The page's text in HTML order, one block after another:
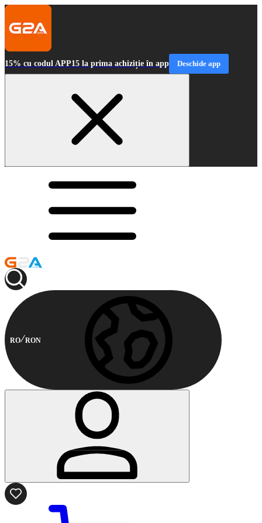
15% cu codul APP15 la prima achiziție în app Deschide app
RO RON